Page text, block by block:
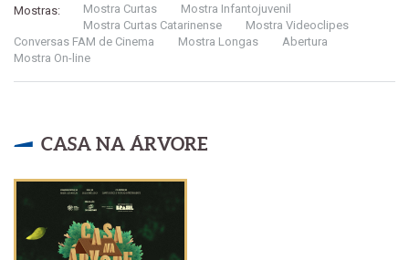
Mostras: Mostra Curtas
Mostra Infantojuvenil
Mostra Curtas Catarinense
Mostra Videoclipes
Conversas FAM de Cinema
Mostra Longas
Abertura
Mostra On-line
CASA NA ÁRVORE